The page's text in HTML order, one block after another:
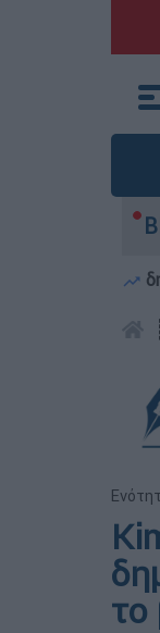
του
το